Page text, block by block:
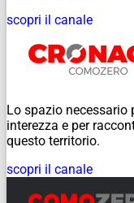
scopri il canale
Lo spazio necessario
interezza e per
questo territorio.
scopri il canale